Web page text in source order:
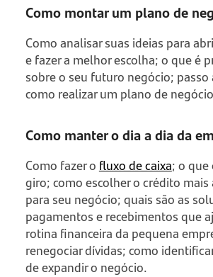
Como montar um plano de
Como analisar suas ideias para
e fazer a melhor escolha; o que é
sobre o seu futuro negócio; passo
como realizar um plano de
Como manter o dia a dia da
Como fazer o fluxo de caixa; o que
giro; como escolher o crédito mais
para seu negócio; quais são as
pagamentos e recebimentos que
rotina financeira da pequena
renegociar dívidas; como
de expandir o negócio.